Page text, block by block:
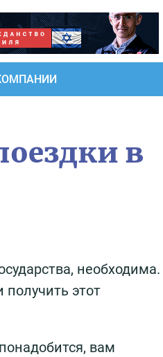
в
необходима.
этот
вам